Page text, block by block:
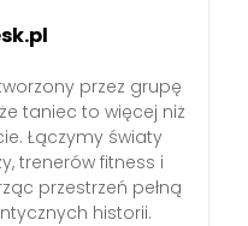
przez grupę
taniec to więcej niż
Łączymy światy
trenerów fitness i
przestrzeń pełną
historii.